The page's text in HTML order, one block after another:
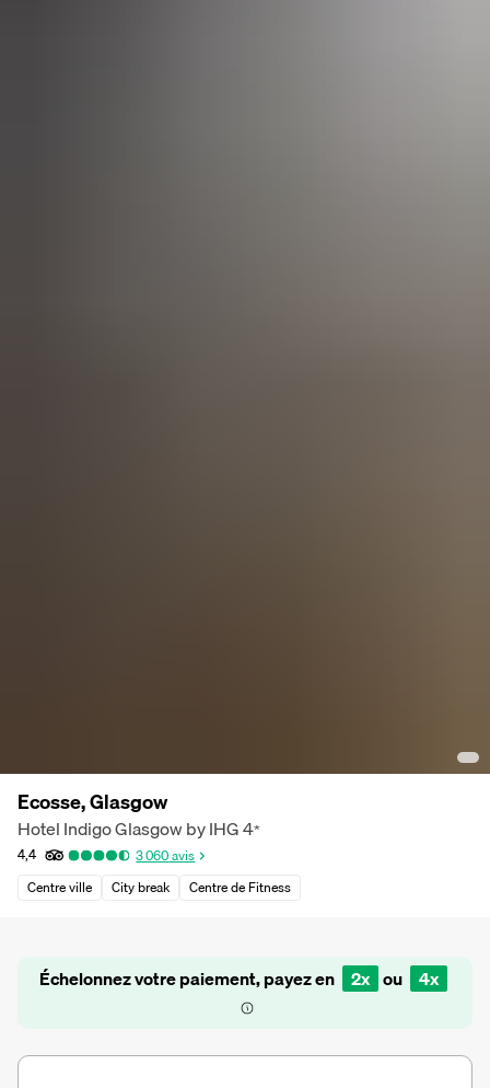
Ecosse, Glasgow
Hotel Indigo Glasgow by IHG4*
4,4 3 060avis
Centre ville
City break Centre de Fitness
Échelonnez votre paiement, payez en 2x ou 4x